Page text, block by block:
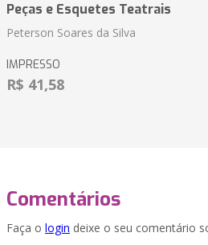
Peças e Esquetes Teatrais
Peterson Soares da Silva
IMPRESSO
R$ 41,58
Comentários
Faça o login deixe o seu comentário